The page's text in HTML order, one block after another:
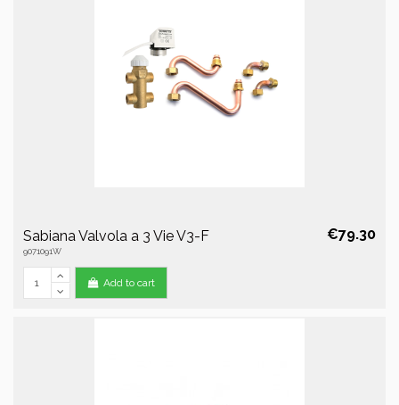
Sabiana Valvola a 3 Vie V3-F
9071091W
€79.30
Add to cart